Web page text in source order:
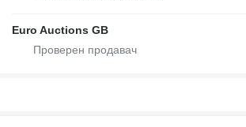
Euro Auctions GB